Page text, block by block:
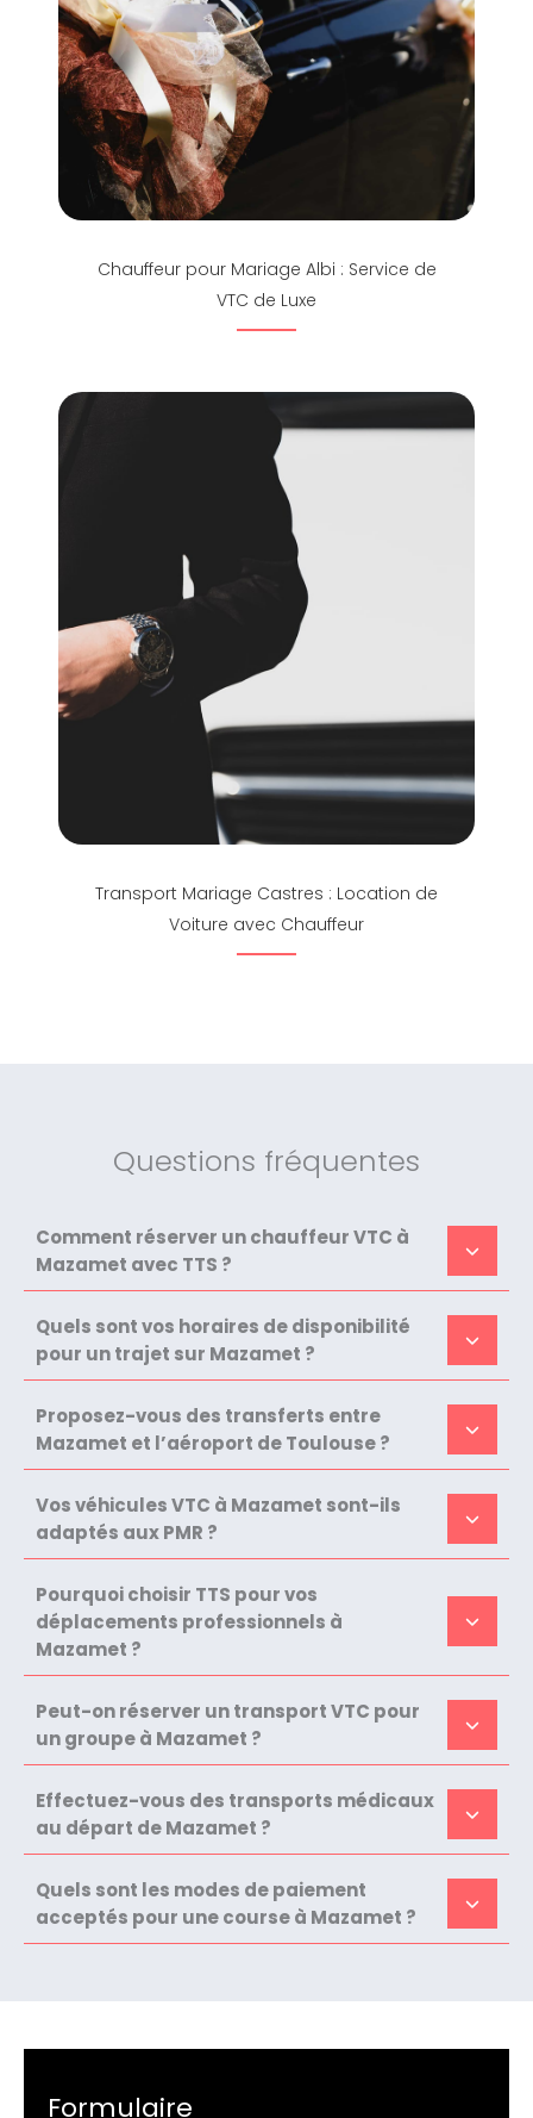
Chauffeur pour Mariage Albi : Service de
VTC de Luxe
Transport Mariage Castres : Location de
Voiture avec Chauffeur
Questions fréquentes
Comment réserver un chauffeur VTC à
Mazamet avec TTS ?
Quels sont vos horaires de disponibilité
pour un trajet sur Mazamet ?
Proposez-vous des transferts entre
Mazamet et l’aéroport de Toulouse ?
Vos véhicules VTC à Mazamet sont-ils
adaptés aux PMR ?
Pourquoi choisir TTS pour vos
déplacements professionnels à
Mazamet ?
Peut-on réserver un transport VTC pour
un groupe à Mazamet ?
Effectuez-vous des transports médicaux
au départ de Mazamet ?
Quels sont les modes de paiement
acceptés pour une course à Mazamet ?
Formulaire